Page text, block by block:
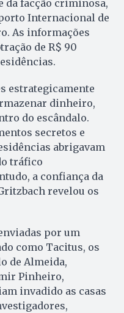
da facção criminosa,
Internacional de
As informações
de R$ 90
estrategicamente
dinheiro,
do escândalo.
secretos e
abrigavam
tráfico
a confiança da
revelou os
por um
como Tacitus, os
de Almeida,
Pinheiro,
invadido as casas